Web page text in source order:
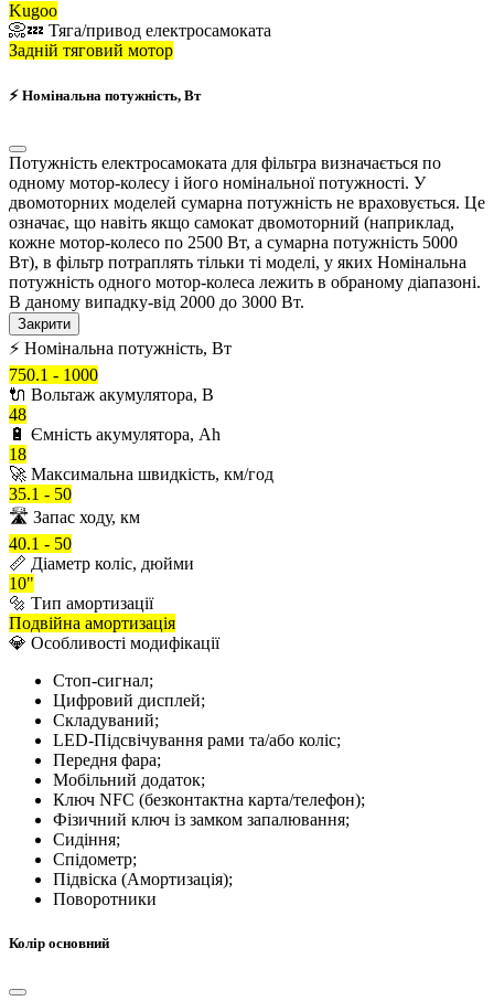
Kugoo
📀💤 Тяга/привод електросамоката
Задній тяговий мотор
⚡ Номінальна потужність, Вт
Потужність електросамоката для фільтра визначається по
одному мотор-колесу і його номінальної потужності. У
двомоторних моделей сумарна потужність не враховується. Це
означає, що навіть якщо самокат двомоторний (наприклад,
кожне мотор-колесо по 2500 Вт, а сумарна потужність 5000
Вт), в фільтр потраплять тільки ті моделі, у яких Номінальна
потужність одного мотор-колеса лежить в обраному діапазоні.
В даному випадку-від 2000 до 3000 Вт.
Закрити
⚡ Номінальна потужність, Вт
750.1 - 1000
🔌 Вольтаж акумулятора, В
48
🔋 Ємність акумулятора, Ah
18
🚀 Максимальна швидкість, км/год
35.1 - 50
🛣️ Запас ходу, км
40.1 - 50
📏 Діаметр коліс, дюйми
10"
🔩 Тип амортизації
Подвійна амортизація
💎 Особливості модифікації
Стоп-сигнал;
Цифровий дисплей;
Складуваний;
LED-Підсвічування рами та/або коліс;
Передня фара;
Мобільний додаток;
Ключ NFC (безконтактна карта/телефон);
Фізичний ключ із замком запалювання;
Сидіння;
Спідометр;
Підвіска (Амортизація);
Поворотники
Колір основний